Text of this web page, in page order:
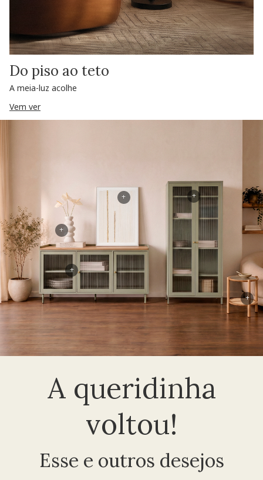
Do piso ao teto
A meia-luz acolhe
Vem ver
A queridinha
voltou!
Esse e outros desejos
+
+
+
+
+